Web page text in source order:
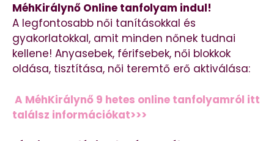
MéhKirálynő Online tanfolyam indul!
A legfontosabb női tanításokkal és
gyakorlatokkal, amit minden nőnek tudnai
kellene! Anyasebek, férifsebek, női blokkok
oldása, tisztítása, női teremtő erő aktiválása:
A MéhKirálynő 9 hetes online tanfolyamról itt
találsz információkat>>>